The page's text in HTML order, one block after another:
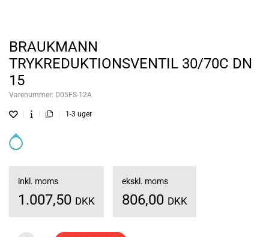
BRAUKMANN
TRYKREDUKTIONSVENTIL 30/70C DN
15
Varenummer: D05FS-12A
1-3 uger
inkl. moms
1.007,50 DKK
ekskl. moms
806,00 DKK